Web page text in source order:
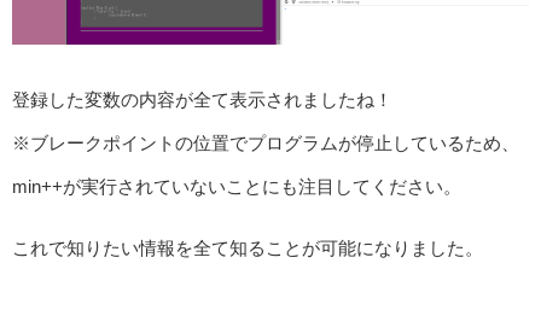
登録した変数の内容が全て表示されましたね！
※ブレークポイントの位置でプログラムが停止しているため、
min++が実行されていないことにも注目してください。
これで知りたい情報を全て知ることが可能になりました。